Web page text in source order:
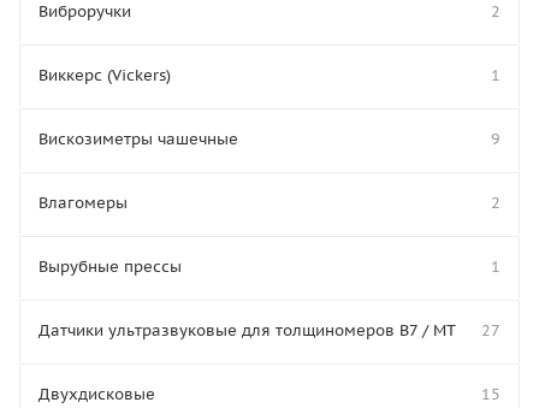
Виброручки 2
Виккерс (Vickers) 1
Вискозиметры чашечные 9
Влагомеры 2
Вырубные прессы 1
Датчики ультразвуковые для толщиномеров В7 / МТ 27
Двухдисковые 15